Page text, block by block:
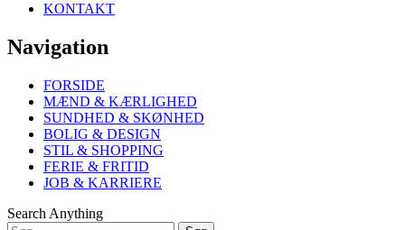
KONTAKT
Navigation
FORSIDE
MÆND & KÆRLIGHED
SUNDHED & SKØNHED
BOLIG & DESIGN
STIL & SHOPPING
FERIE & FRITID
JOB & KARRIERE
Search Anything